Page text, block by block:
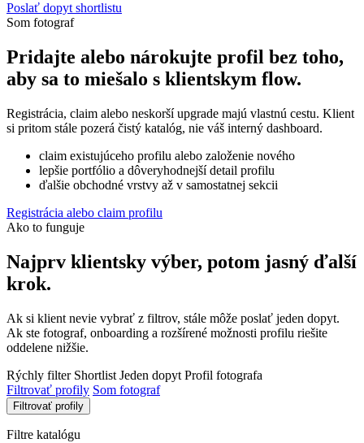
Poslať dopyt shortlistu
Som fotograf
Pridajte alebo nárokujte profil bez toho,
aby sa to miešalo s klientskym flow.
Registrácia, claim alebo neskorší upgrade majú vlastnú cestu. Klient
si pritom stále pozerá čistý katalóg, nie váš interný dashboard.
claim existujúceho profilu alebo založenie nového
lepšie portfólio a dôveryhodnejší detail profilu
ďalšie obchodné vrstvy až v samostatnej sekcii
Registrácia alebo claim profilu
Ako to funguje
Najprv klientsky výber, potom jasný ďalší
krok.
Ak si klient nevie vybrať z filtrov, stále môže poslať jeden dopyt.
Ak ste fotograf, onboarding a rozšírené možnosti profilu riešite
oddelene nižšie.
Rýchly filter Shortlist Jeden dopyt Profil fotografa
Filtrovať profily Som fotograf
Filtrovať profily
Filtre katalógu